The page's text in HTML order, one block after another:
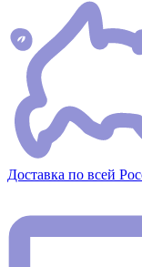
Доставка по всей